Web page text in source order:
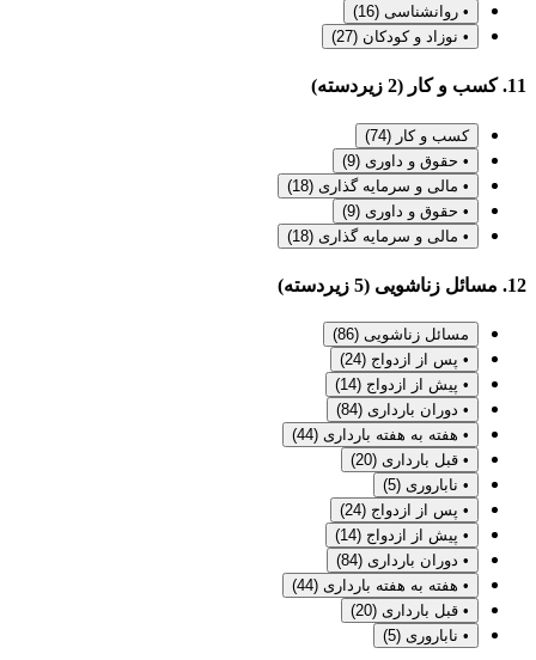
• روانشناسی (16)
• نوزاد و کودکان (27)
11. کسب و کار (2 زیردسته)
کسب و کار (74)
• حقوق و داوری (9)
• مالی و سرمایه گذاری (18)
• حقوق و داوری (9)
• مالی و سرمایه گذاری (18)
12. مسائل زناشویی (5 زیردسته)
مسائل زناشویی (86)
• پس از ازدواج (24)
• پیش از ازدواج (14)
• دوران بارداری (84)
• هفته به هفته بارداری (44)
• قبل بارداری (20)
• ناباروری (5)
• پس از ازدواج (24)
• پیش از ازدواج (14)
• دوران بارداری (84)
• هفته به هفته بارداری (44)
• قبل بارداری (20)
• ناباروری (5)